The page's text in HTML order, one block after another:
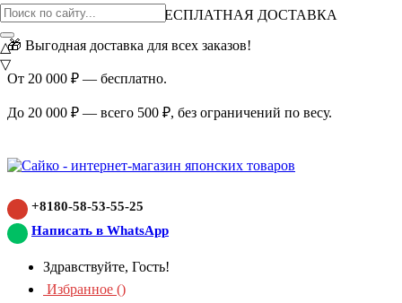
ВНИМАНИЕ АКЦИЯ!
БЕСПЛАТНАЯ ДОСТАВКА
🎁 Выгодная доставка для всех заказов!
От 20 000 ₽ — бесплатно.
До 20 000 ₽ — всего 500 ₽, без ограничений по весу.
+8180-58-53-55-25
Написать в WhatsApp
Здравствуйте, Гость!
Избранное ()
△
▽